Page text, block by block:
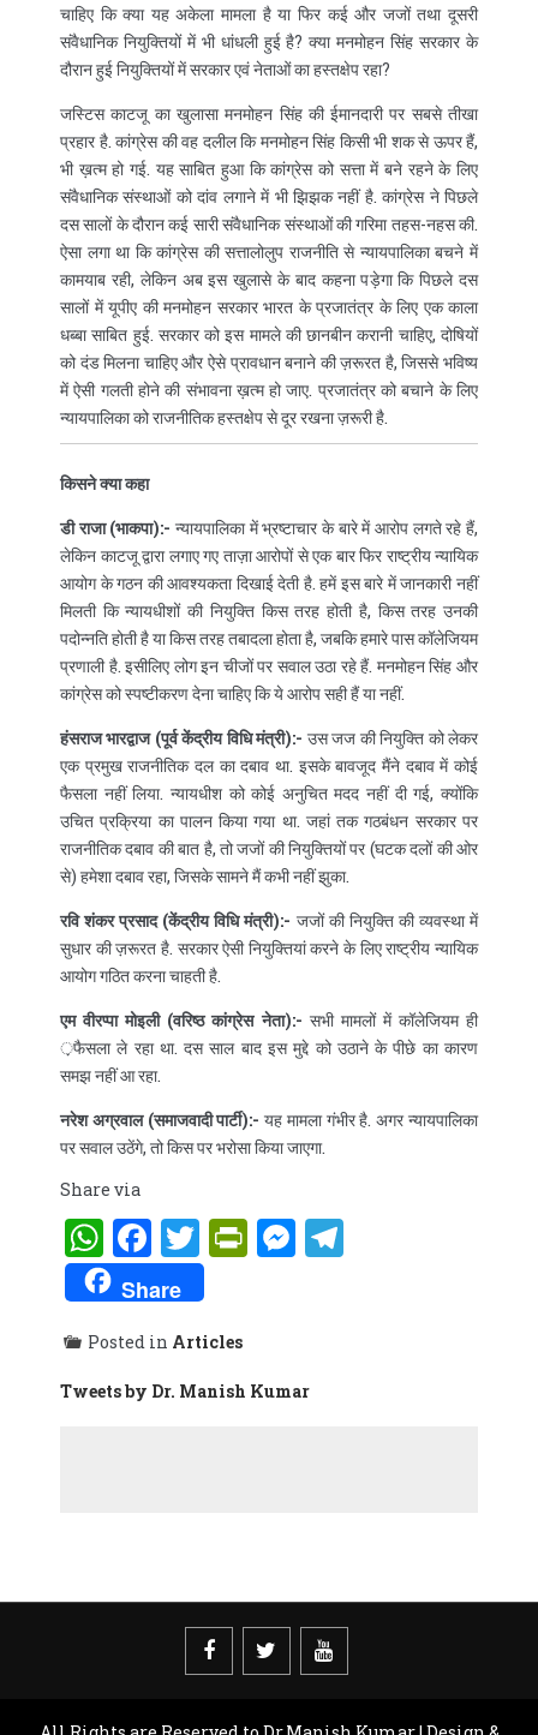
चाहिए कि क्या यह अकेला मामला है या फिर कई और जजों तथा दूसरी
संवैधानिक नियुक्तियों में भी धांधली हुई है? क्या मनमोहन सिंह सरकार के
दौरान हुई नियुक्तियों में सरकार एवं नेताओं का हस्तक्षेप रहा?
जस्टिस काटजू का खुलासा मनमोहन सिंह की ईमानदारी पर सबसे तीखा
प्रहार है. कांग्रेस की वह दलील कि मनमोहन सिंह किसी भी शक से ऊपर हैं,
भी ख़त्म हो गई. यह साबित हुआ कि कांग्रेस को सत्ता में बने रहने के लिए
संवैधानिक संस्थाओं को दांव लगाने में भी झिझक नहीं है. कांग्रेस ने पिछले
दस सालों के दौरान कई सारी संवैधानिक संस्थाओं की गरिमा तहस-नहस की.
ऐसा लगा था कि कांग्रेस की सत्तालोलुप राजनीति से न्यायपालिका बचने में
कामयाब रही, लेकिन अब इस खुलासे के बाद कहना पड़ेगा कि पिछले दस
सालों में यूपीए की मनमोहन सरकार भारत के प्रजातंत्र के लिए एक काला
धब्बा साबित हुई. सरकार को इस मामले की छानबीन करानी चाहिए, दोषियों
को दंड मिलना चाहिए और ऐसे प्रावधान बनाने की ज़रूरत है, जिससे भविष्य
में ऐसी गलती होने की संभावना ख़त्म हो जाए. प्रजातंत्र को बचाने के लिए
न्यायपालिका को राजनीतिक हस्तक्षेप से दूर रखना ज़रूरी है.
किसने क्या कहा
डी राजा (भाकपा):- न्यायपालिका में भ्रष्टाचार के बारे में आरोप लगते रहे हैं,
लेकिन काटजू द्वारा लगाए गए ताज़ा आरोपों से एक बार फिर राष्ट्रीय न्यायिक
आयोग के गठन की आवश्यकता दिखाई देती है. हमें इस बारे में जानकारी नहीं
मिलती कि न्यायधीशों की नियुक्ति किस तरह होती है, किस तरह उनकी
पदोन्नति होती है या किस तरह तबादला होता है, जबकि हमारे पास कॉलेजियम
प्रणाली है. इसीलिए लोग इन चीजों पर सवाल उठा रहे हैं. मनमोहन सिंह और
कांग्रेस को स्पष्टीकरण देना चाहिए कि ये आरोप सही हैं या नहीं.
हंसराज भारद्वाज (पूर्व केंद्रीय विधि मंत्री):- उस जज की नियुक्ति को लेकर
एक प्रमुख राजनीतिक दल का दबाव था. इसके बावजूद मैंने दबाव में कोई
फैसला नहीं लिया. न्यायधीश को कोई अनुचित मदद नहीं दी गई, क्योंकि
उचित प्रक्रिया का पालन किया गया था. जहां तक गठबंधन सरकार पर
राजनीतिक दबाव की बात है, तो जजों की नियुक्तियों पर (घटक दलों की ओर
से) हमेशा दबाव रहा, जिसके सामने मैं कभी नहीं झुका.
रवि शंकर प्रसाद (केंद्रीय विधि मंत्री):- जजों की नियुक्ति की व्यवस्था में
सुधार की ज़रूरत है. सरकार ऐसी नियुक्तियां करने के लिए राष्ट्रीय न्यायिक
आयोग गठित करना चाहती है.
एम वीरप्पा मोइली (वरिष्ठ कांग्रेस नेता):- सभी मामलों में कॉलेजियम ही
़फैसला ले रहा था. दस साल बाद इस मुद्दे को उठाने के पीछे का कारण
समझ नहीं आ रहा.
नरेश अग्रवाल (समाजवादी पार्टी):-यह मामला गंभीर है. अगर न्यायपालिका
पर सवाल उठेंगे, तो किस पर भरोसा किया जाएगा.
Share via
WhatsApp
Facebook
Twitter
PrintFriendly
Messenger
Share
Posted in Articles
Tweets by Dr. Manish Kumar